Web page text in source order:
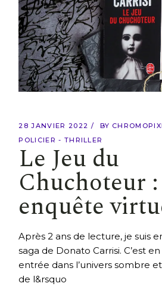
28 JANVIER 2022 BY
POLICIER - THRILLER
Le Jeu du
Chuchoteur
enquête
Après 2 ans de lecture, je suis
saga de Donato Carrisi. C’est
entrée dans l’univers sombre
de l&rsquo